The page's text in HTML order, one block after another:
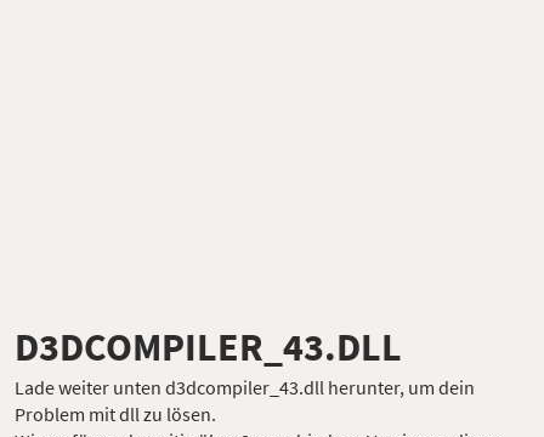
D3DCOMPILER_43.DLL
Lade weiter unten d3dcompiler_43.dll herunter, um dein
Problem mit dll zu lösen.